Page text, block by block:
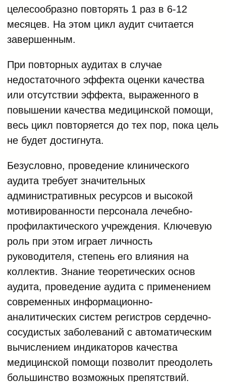
целесообразно повторять 1 раз в 6-12
месяцев. На этом цикл аудит считается
завершенным.
При повторных аудитах в случае
недостаточного эффекта оценки качества
или отсутствии эффекта, выраженного в
повышении качества медицинской помощи,
весь цикл повторяется до тех пор, пока цель
не будет достигнута.
Безусловно, проведение клинического
аудита требует значительных
административных ресурсов и высокой
мотивированности персонала лечебно-
профилактического учреждения. Ключевую
роль при этом играет личность
руководителя, степень его влияния на
коллектив. Знание теоретических основ
аудита, проведение аудита с применением
современных информационно-
аналитических систем регистров сердечно-
сосудистых заболеваний с автоматическим
вычислением индикаторов качества
медицинской помощи позволит преодолеть
большинство возможных препятствий.